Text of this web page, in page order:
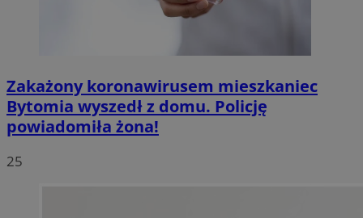
Zakażony koronawirusem mieszkaniec
Bytomia wyszedł z domu. Policję
powiadomiła żona!
25